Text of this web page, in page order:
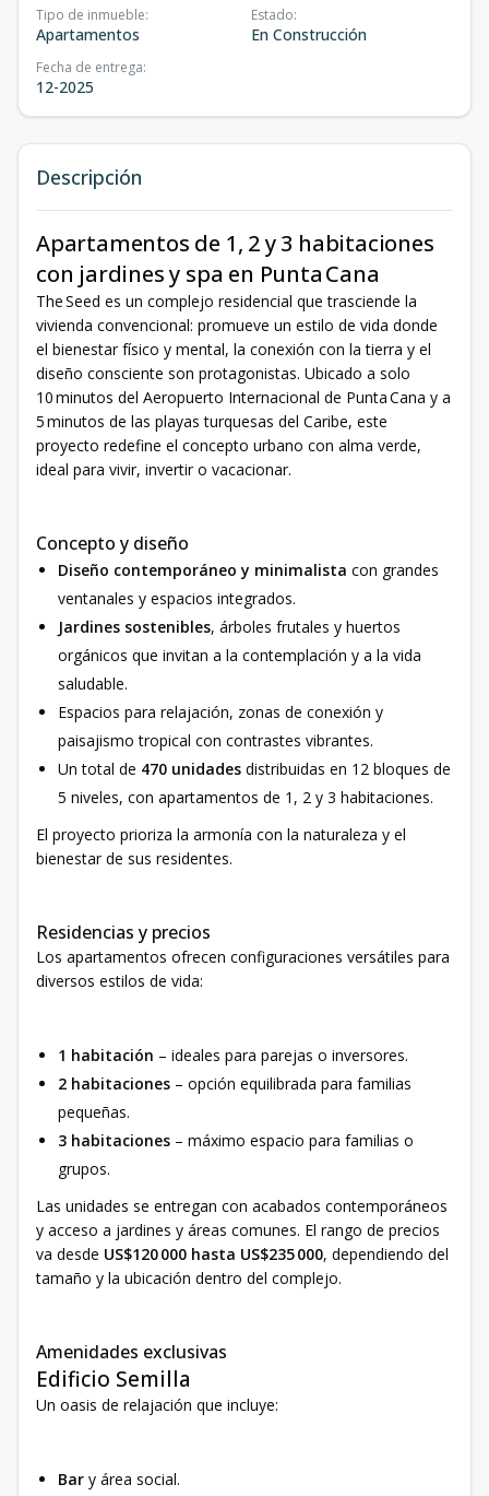
Tipo de inmueble:
Apartamentos
Estado:
En Construcción
Fecha de entrega:
12-2025
Descripción
Apartamentos de 1, 2 y 3 habitaciones
con jardines y spa en Punta Cana
The Seed es un complejo residencial que trasciende la
vivienda convencional: promueve un estilo de vida donde
el bienestar físico y mental, la conexión con la tierra y el
diseño consciente son protagonistas. Ubicado a solo
10 minutos del Aeropuerto Internacional de Punta Cana y a
5 minutos de las playas turquesas del Caribe, este
proyecto redefine el concepto urbano con alma verde,
ideal para vivir, invertir o vacacionar.
Concepto y diseño
Diseño contemporáneo y minimalista con grandes
ventanales y espacios integrados.
Jardines sostenibles, árboles frutales y huertos
orgánicos que invitan a la contemplación y a la vida
saludable.
Espacios para relajación, zonas de conexión y
paisajismo tropical con contrastes vibrantes.
Un total de 470 unidades distribuidas en 12 bloques de
5 niveles, con apartamentos de 1, 2 y 3 habitaciones.
El proyecto prioriza la armonía con la naturaleza y el
bienestar de sus residentes.
Residencias y precios
Los apartamentos ofrecen configuraciones versátiles para
diversos estilos de vida:
1 habitación – ideales para parejas o inversores.
2 habitaciones – opción equilibrada para familias
pequeñas.
3 habitaciones – máximo espacio para familias o
grupos.
Las unidades se entregan con acabados contemporáneos
y acceso a jardines y áreas comunes. El rango de precios
va desde US$120 000 hasta US$235 000, dependiendo del
tamaño y la ubicación dentro del complejo.
Amenidades exclusivas
Edificio Semilla
Un oasis de relajación que incluye:
Bar y área social.